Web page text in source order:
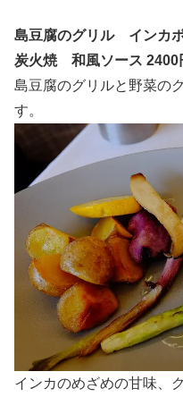
島豆腐のグリル インカ
炭火焼 和風ソース 2400
島豆腐のグリルと野菜の
す。
インカのめざめの甘味、